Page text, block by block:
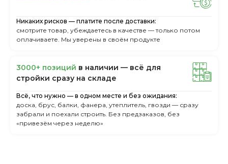
Никаких рисков — платите после доставки:
смотрите товар, убеждаетесь в качестве — только потом
оплачиваете. Мы уверены в своём продукте
3000+ пoзиций в нaличии — вcё для
cтpoйки cpaзу нa cклaдe
Всё, что нужно — в одном месте и без ожидания:
доска, брус, балки, фанера, утеплитель, гвозди — сразу
забрали и поехали строить. Без предзаказов, без
«привезём через неделю»